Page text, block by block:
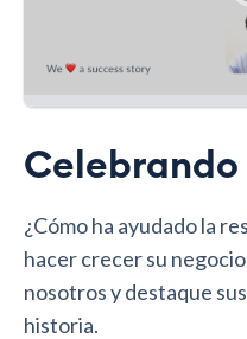
Celebrando
¿Cómo ha ayudado la
hacer crecer su
nosotros y destaque
historia.